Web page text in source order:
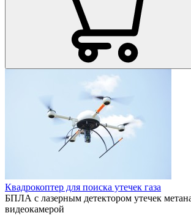
Квадрокоптер для поиска утечек газа
БПЛА с лазерным детектором утечек
видеокамерой